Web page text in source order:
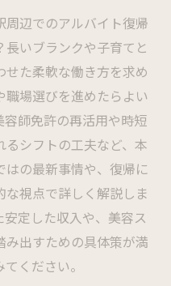
辺でのアルバイト復帰
いブランクや子育てと
た柔軟な働き方を求め
場選びを進めたらよい
師免許の再活用や時短
シフトの工夫など、本
の最新事情や、復帰に
視点で詳しく解説しま
定した収入や、美容ス
み出すための具体策が満
ください。